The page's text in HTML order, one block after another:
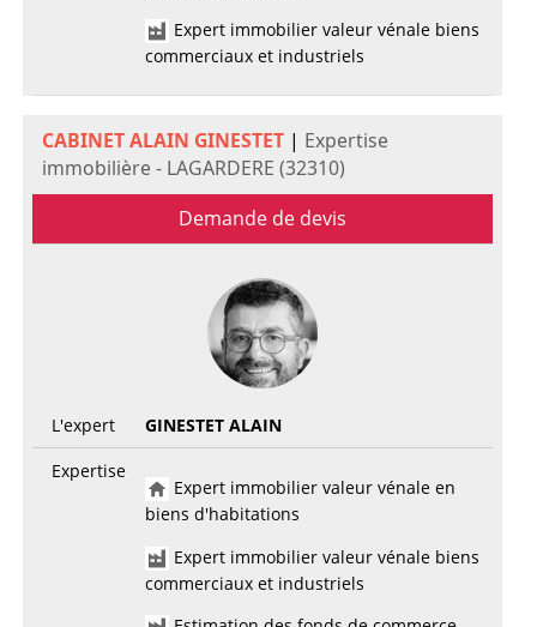
Expert immobilier valeur vénale biens
commerciaux et industriels
CABINET ALAIN GINESTET| Expertise
immobilière - LAGARDERE (32310)
Demande de devis
L'expert
GINESTET ALAIN
Expertise
Expert immobilier valeur vénale en
biens d'habitations
Expert immobilier valeur vénale biens
commerciaux et industriels